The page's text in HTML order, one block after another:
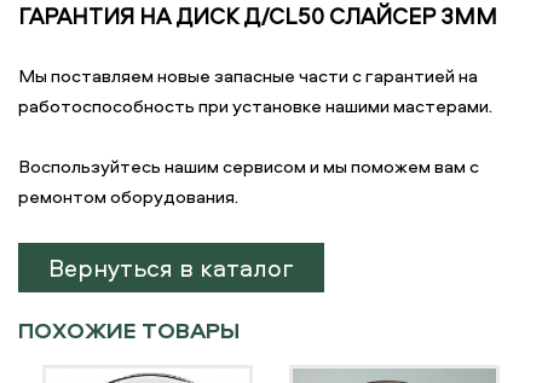
ГАРАНТИЯ НА ДИСК Д/CL50 СЛАЙСЕР 3ММ
Мы поставляем новые запасные части с гарантией на
работоспособность при установке нашими мастерами.
Воспользуйтесь нашим сервисом и мы поможем вам с
ремонтом оборудования.
Вернуться в каталог
ПОХОЖИЕ ТОВАРЫ